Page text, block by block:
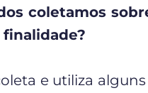
coletamos
e utiliza